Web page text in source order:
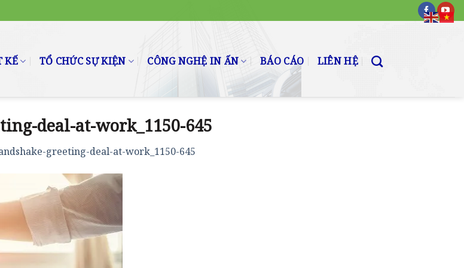
KẾ TỔ CHỨC SỰ KIỆN CÔNG NGHỆ IN ẤN BÁO CÁO LIÊN HỆ
deal-at-work_1150-645
greeting-deal-at-work_1150-645